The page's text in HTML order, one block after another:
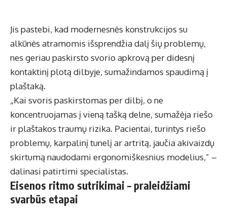
Jis pastebi, kad modernesnės konstrukcijos su
alkūnės atramomis išsprendžia dalį šių problemų,
nes geriau paskirsto svorio apkrovą per didesnį
kontaktinį plotą dilbyje, sumažindamos spaudimą į
plaštaką.
„Kai svoris paskirstomas per dilbį, o ne
koncentruojamas į vieną tašką delne, sumažėja riešo
ir plaštakos traumų rizika. Pacientai, turintys riešo
problemų, karpalinį tunelį ar artritą, jaučia akivaizdų
skirtumą naudodami ergonomiškesnius modelius,” –
dalinasi patirtimi specialistas.
Eisenos ritmo sutrikimai – praleidžiami
svarbūs etapai